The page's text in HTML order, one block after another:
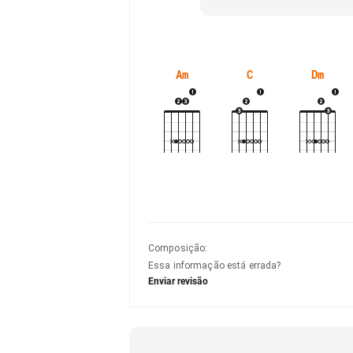
Am C Dm
Composição:
Essa informação está errada?
Enviar revisão